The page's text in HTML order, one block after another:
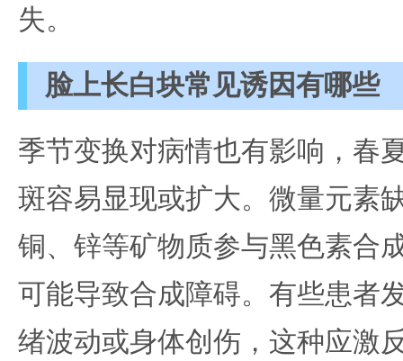
失。
脸上长白块常见诱因有哪些
季节变换对病情也有影响，春
斑容易显现或扩大。微量元素
铜、锌等矿物质参与黑色素合
可能导致合成障碍。有些患者
绪波动或身体创伤，这种应激